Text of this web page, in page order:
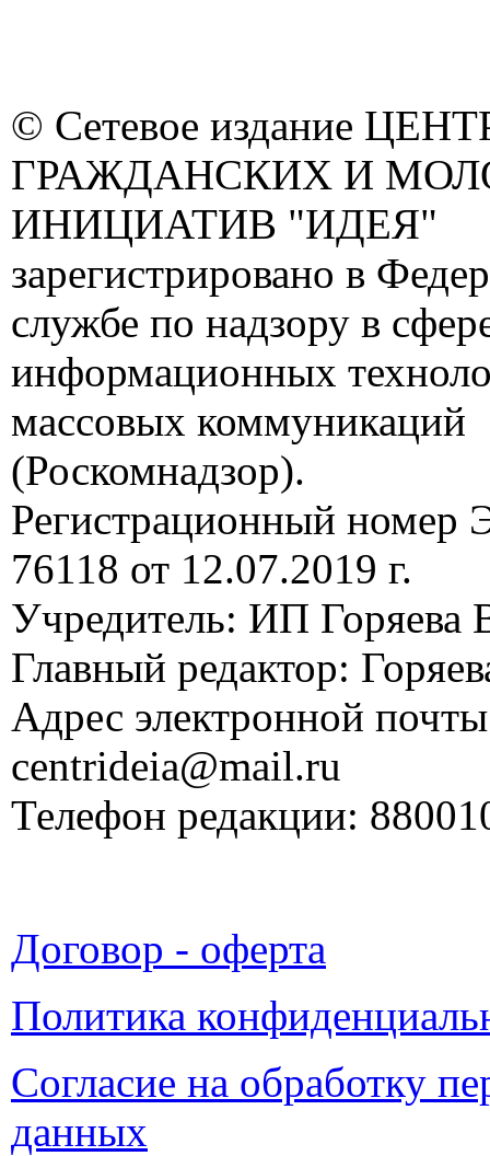
© Сетевое издание
ГРАЖДАНСКИХ И
ИНИЦИАТИВ "ИДЕЯ"
зарегистрировано в
службе по надзору в
информационных
массовых коммуникаций
(Роскомнадзор).
Регистрационный
76118 от 12.07.2019 г.
Учредитель: ИП Горяева
Главный редактор:
Адрес электронной
centrideia@mail.ru
Телефон редакции:
Договор - оферта
Политика
Согласие на обработку
данных